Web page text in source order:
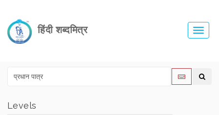
हिंदी शब्दमित्र
Levels